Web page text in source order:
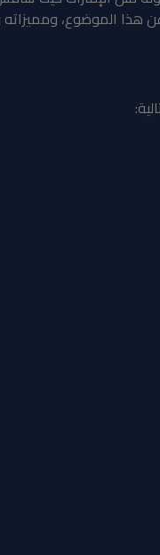
الموضوع، ومميزاته